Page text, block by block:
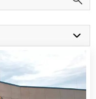
de prendre un
alors pour un
envies culinaires de
hôtels proposent le
De nombreux hôtels Van
cuisine en
sont prêts chaque week-
plus savoureux. Van der